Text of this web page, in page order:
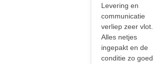
Levering en
communicatie
verliep zeer vlot.
Alles netjes
ingepakt en de
conditie zo goed